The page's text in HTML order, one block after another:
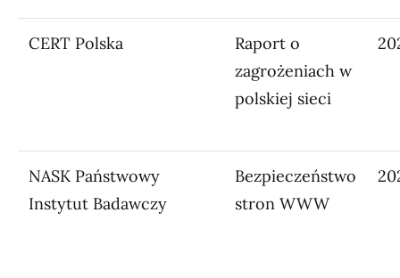
CERT Polska
Raport o
zagrożeniach w
polskiej sieci
NASK Państwowy
Instytut Badawczy
Bezpieczeństwo
stron WWW